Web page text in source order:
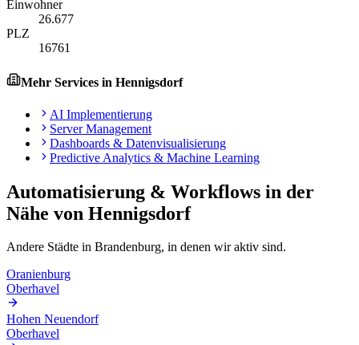
Einwohner
26.677
PLZ
16761
Mehr Services in Hennigsdorf
AI Implementierung
Server Management
Dashboards & Datenvisualisierung
Predictive Analytics & Machine Learning
Automatisierung & Workflows in der
Nähe von Hennigsdorf
Andere Städte in Brandenburg, in denen wir aktiv sind.
Oranienburg
Oberhavel
Hohen Neuendorf
Oberhavel